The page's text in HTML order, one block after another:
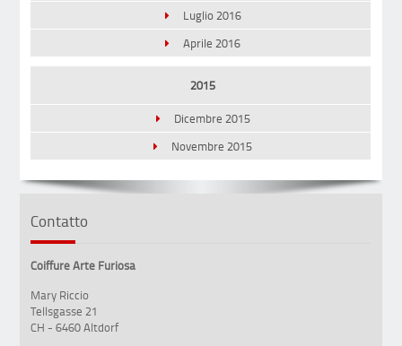
Luglio 2016
Aprile 2016
2015
Dicembre 2015
Novembre 2015
Contatto
Coiffure Arte Furiosa
Mary Riccio
Tellsgasse 21
CH - 6460 Altdorf